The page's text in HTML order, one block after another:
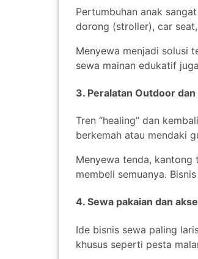
Pertumbuhan anak
dorong (stroller), car
Menyewa menjadi solusi
sewa mainan edukatif
3. Peralatan Outdoor
Tren “healing” dan
berkemah atau mendaki
Menyewa tenda,
membeli semuanya.
4. Sewa pakaian dan
Ide bisnis sewa paling
khusus seperti pesta